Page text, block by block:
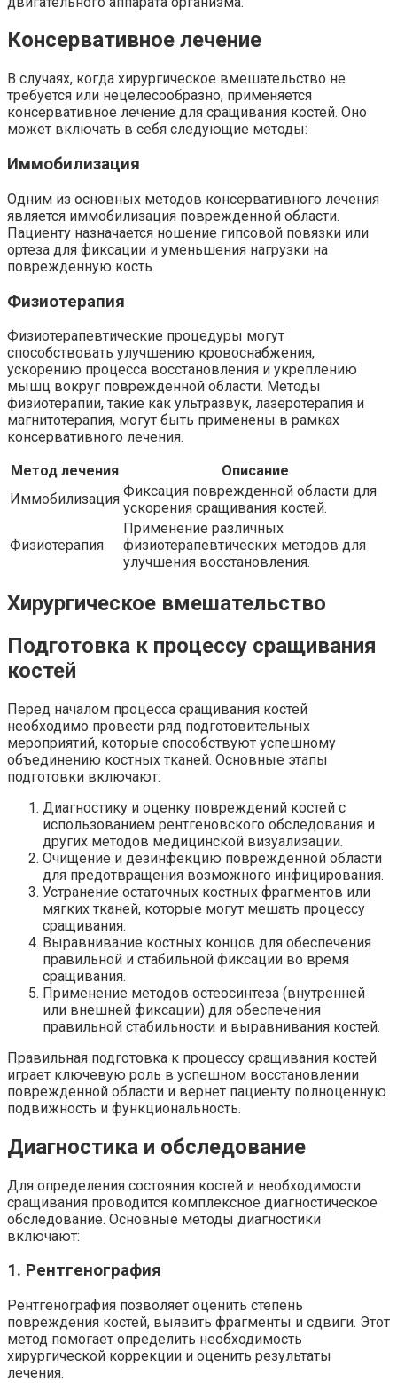
Консервативное лечение
В случаях, когда хирургическое вмешательство не
требуется или нецелесообразно, применяется
консервативное лечение для сращивания костей. Оно
может включать в себя следующие методы:
Иммобилизация
Одним из основных методов консервативного лечения
является иммобилизация поврежденной области.
Пациенту назначается ношение гипсовой повязки или
ортеза для фиксации и уменьшения нагрузки на
поврежденную кость.
Физиотерапия
Физиотерапевтические процедуры могут
способствовать улучшению кровоснабжения,
ускорению процесса восстановления и укреплению
мышц вокруг поврежденной области. Методы
физиотерапии, такие как ультразвук, лазеротерапия и
магнитотерапия, могут быть применены в рамках
консервативного лечения.
Метод лечения
Описание
Иммобилизация Фиксация поврежденной области для
ускорения сращивания костей.
Физиотерапия
Применение различных
физиотерапевтических методов для
улучшения восстановления.
Хирургическое вмешательство
Подготовка к процессу сращивания
костей
Перед началом процесса сращивания костей
необходимо провести ряд подготовительных
мероприятий, которые способствуют успешному
объединению костных тканей. Основные этапы
подготовки включают:
Диагностику и оценку повреждений костей с
использованием рентгеновского обследования и
других методов медицинской визуализации.
Очищение и дезинфекцию поврежденной области
для предотвращения возможного инфицирования.
Устранение остаточных костных фрагментов или
мягких тканей, которые могут мешать процессу
сращивания.
Выравнивание костных концов для обеспечения
правильной и стабильной фиксации во время
сращивания.
Применение методов остеосинтеза (внутренней
или внешней фиксации) для обеспечения
правильной стабильности и выравнивания костей.
Правильная подготовка к процессу сращивания костей
играет ключевую роль в успешном восстановлении
поврежденной области и вернет пациенту полноценную
подвижность и функциональность.
Диагностика и обследование
Для определения состояния костей и необходимости
сращивания проводится комплексное диагностическое
обследование. Основные методы диагностики
включают:
1. Рентгенография
Рентгенография позволяет оценить степень
повреждения костей, выявить фрагменты и сдвиги. Этот
метод помогает определить необходимость
хирургической коррекции и оценить результаты
лечения.